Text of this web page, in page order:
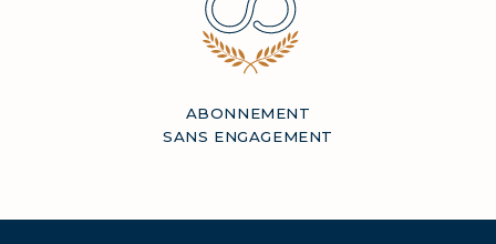
ABONNEMENT
SANS ENGAGEMENT